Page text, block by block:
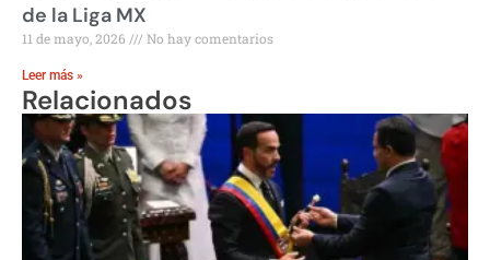
de la Liga MX
11 de mayo, 2026 No hay comentarios
Leer más »
Relacionados